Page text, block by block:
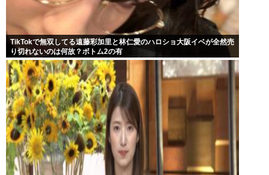
TikTokで無双してる遠藤彩加里と林仁愛のハロショ大阪イベが全然売
り切れないのは何故？ボトム2の有